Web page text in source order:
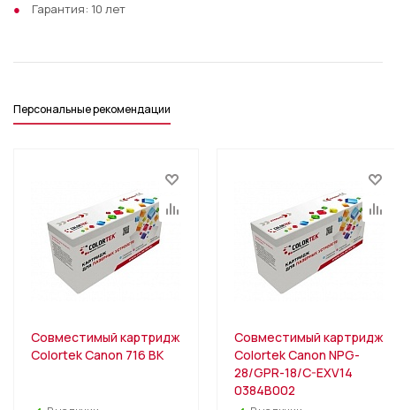
Гарантия: 10 лет
Персональные рекомендации
Совместимый картридж
Colortek Canon 716 BK
Совместимый картридж
Colortek Canon NPG-
28/GPR-18/C-EXV14
0384B002